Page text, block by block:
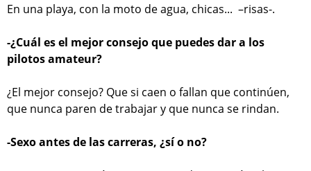
En una playa, con la moto de agua, chicas... –risas-.
-¿Cuál es el mejor consejo que puedes dar a los
pilotos amateur?
¿El mejor consejo? Que si caen o fallan que continúen,
que nunca paren de trabajar y que nunca se rindan.
-Sexo antes de las carreras, ¿sí o no?